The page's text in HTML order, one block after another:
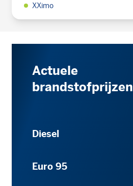
XXimo
Actuele
brandstofprijzen
Diesel
Euro 95